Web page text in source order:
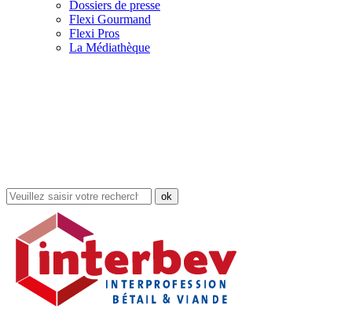
Dossiers de presse
Flexi Gourmand
Flexi Pros
La Médiathèque
Rechercher
dans
site